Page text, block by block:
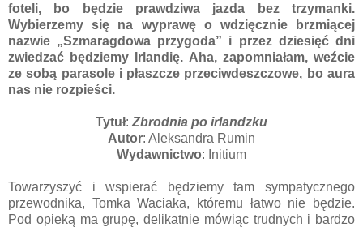
foteli, bo będzie prawdziwa jazda bez trzymanki.
Wybierzemy się na wyprawę o wdzięcznie brzmiącej
nazwie „Szmaragdowa przygoda” i przez dziesięć dni
zwiedzać będziemy Irlandię. Aha, zapomniałam, weźcie
ze sobą parasole i płaszcze przeciwdeszczowe, bo aura
nas nie rozpieści.
Tytuł: Zbrodnia po irlandzku
Autor: Aleksandra Rumin
Wydawnictwo: Initium
Towarzyszyć i wspierać będziemy tam sympatycznego
przewodnika, Tomka Waciaka, któremu łatwo nie będzie.
Pod opieką ma grupę, delikatnie mówiąc trudnych i bardzo